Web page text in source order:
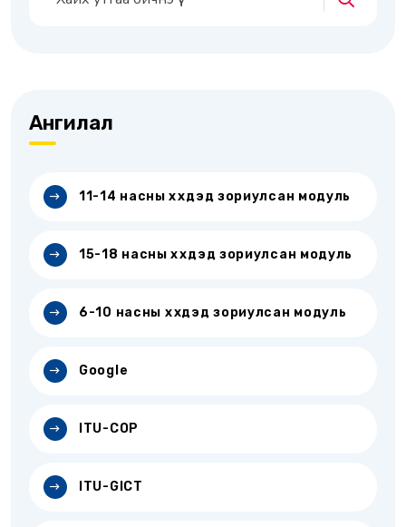
Ангилал
11-14 насны хүүхдэд зориулсан модуль
15-18 насны хүүхдэд зориулсан модуль
6-10 насны хүүхдэд зориулсан модуль
Google
ITU-COP
ITU-GICT